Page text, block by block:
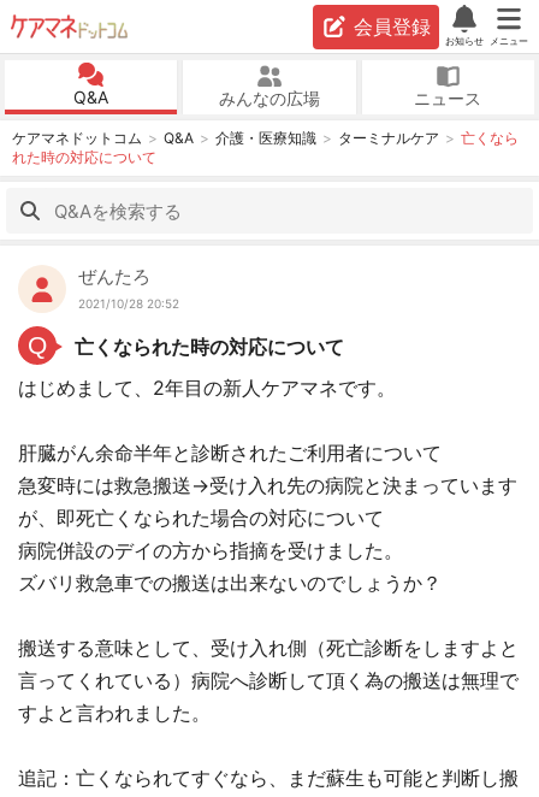
会員登録
お知らせ メニュー
Q&A みんなの広場 ニュース
ケアマネドットコム Q&A 介護・医療知識 ターミナルケア
亡くなら
れた時の対応について
ぜんたろ
2021/10/28 20:52
Q
亡くなられた時の対応について
はじめまして、2年目の新人ケアマネです。
肝臓がん余命半年と診断されたご利用者について
急変時には救急搬送→受け入れ先の病院と決まっています
が、即死亡くなられた場合の対応について
病院併設のデイの方から指摘を受けました。
ズバリ救急車での搬送は出来ないのでしょうか？
搬送する意味として、受け入れ側（死亡診断をしますよと
言ってくれている）病院へ診断して頂く為の搬送は無理で
すよと言われました。
追記：亡くなられてすぐなら、まだ蘇生も可能と判断し搬